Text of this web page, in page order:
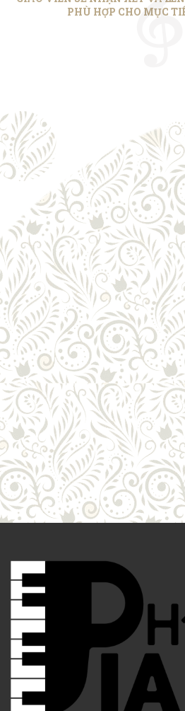
PHÙ HỢP CHO MỤC